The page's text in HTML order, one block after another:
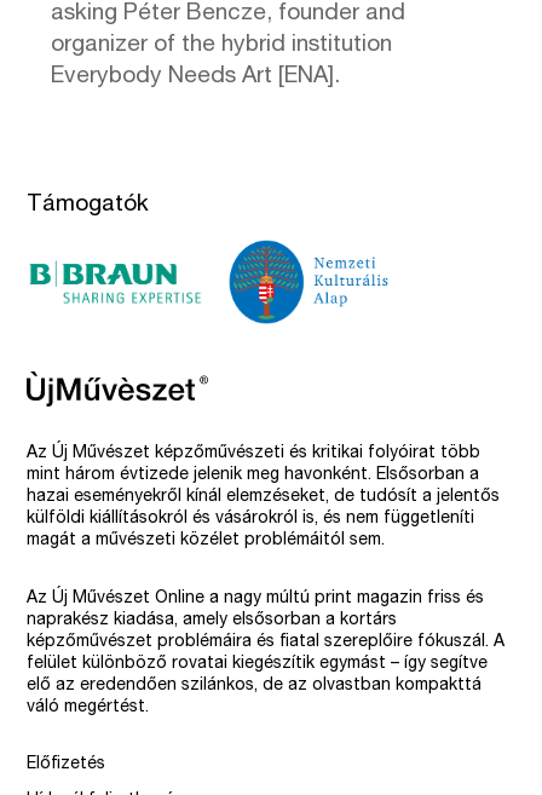
asking Péter Bencze, founder and
organizer of the hybrid institution
Everybody Needs Art [ENA].
Támogatók
Az Új Művészet képzőművészeti és kritikai folyóirat több
mint három évtizede jelenik meg havonként. Elsősorban a
hazai eseményekről kínál elemzéseket, de tudósít a jelentős
külföldi kiállításokról és vásárokról is, és nem függetleníti
magát a művészeti közélet problémáitól sem.
Az Új Művészet Online a nagy múltú print magazin friss és
naprakész kiadása, amely elsősorban a kortárs
képzőművészet problémáira és fiatal szereplőire fókuszál. A
felület különböző rovatai kiegészítik egymást – így segítve
elő az eredendően szilánkos, de az olvastban kompakttá
váló megértést.
Előfizetés